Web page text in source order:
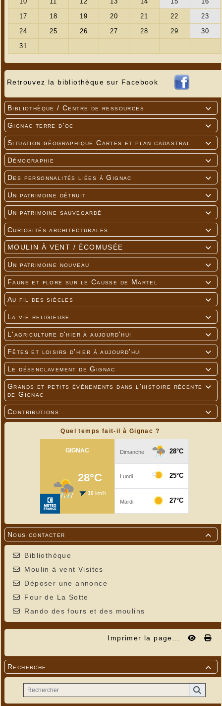
Retrouvez la bibliothèque sur Facebook

Bibliothèque / Centre de ressources

Gignac terre d'oc

Situation géographique Cartes et plan cadastral

Démographie

Des personnalités liées à Gignac

Un patrimoine détruit

Un patrimoine sauvegardé

Curiosités architecturales

MOULIN À VENT / ÉCOMUSÉE

Un patrimoine nouveau

Faune et flore sur le Causse de Martel

Au fil des siècles

La vie religieuse

L'agriculture d'hier à aujourd'hui

Fêtes et loisirs d'hier à aujourd'hui

Le désenclavement de Gignac

Grands et petits événements dans l'histoire récente
de Gignac

Contributions
Quel temps fait-il à Gignac ?

Nous contacter
Bibliothèque
Moulin à vent Visites
Déposer une annonce
Four de La Sotte
Rando des fours et des moulins
Imprimer la page...

Recherche